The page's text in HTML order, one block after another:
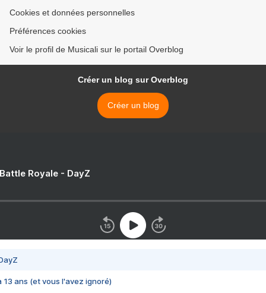
Cookies et données personnelles
Préférences cookies
Voir le profil de Musicali sur le portail Overblog
Créer un blog sur Overblog
Créer un blog
Royale - DayZ
13 ans (et vous l'avez ignoré)